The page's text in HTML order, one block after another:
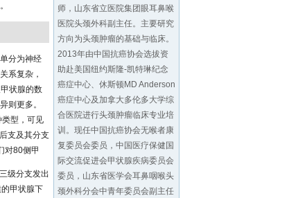
师，山东省立医院集团眼耳鼻喉
医院头颈外科副主任。主要研究
方向为头颈肿瘤的基础与临床。
2013年由中国抗癌协会选拔资
助赴美国纽约斯隆-凯特琳纪念
癌症中心、休斯顿MD Anderson
癌症中心及加拿大多伦多大学综
合医院进行头颈肿瘤临床专业培
训。现任中国抗癌协会无喉者康
复委员会委员，中国医疗保健国
际交流促进会甲状腺疾病委员会
委员，山东省医学会耳鼻咽喉头
颈外科分会中青年委员会副主任
分为神经
系复杂，
状腺的数
则更多。
型，可见
支及其分支
对80侧甲
级分支发出
甲状腺下